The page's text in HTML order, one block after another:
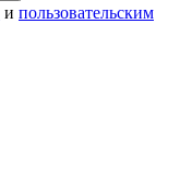
и пользовательским